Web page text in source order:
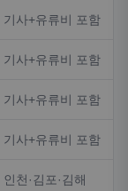
기사+유류비 포함
기사+유류비 포함
기사+유류비 포함
기사+유류비 포함
인천·김포·김해